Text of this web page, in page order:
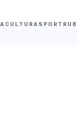
CULTURA SPORT